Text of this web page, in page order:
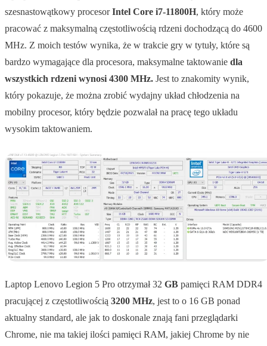
szesnastowątkowy procesorIntel Core i7-11800H, który może
pracować z maksymalną częstotliwością rdzeni dochodzącą do 4600
MHz. Z moich testów wynika, że w trakcie gry w tytuły, które są
bardzo wymagające dla procesora, maksymalne taktowanie dla
wszystkich rdzeni wynosi 4300 MHz. Jest to znakomity wynik,
który pokazuje, że można zrobić wydajny układ chłodzenia na
mobilny procesor, który będzie pozwalał na pracę tego układu
wysokim taktowaniem.
Laptop Lenovo Legion 5 Pro otrzymał 32 GB pamięci RAM DDR4
pracującej z częstotliwością 3200 MHz, jest to o 16 GB ponad
aktualny standard, ale jak to doskonale znają fani przeglądarki
Chrome, nie ma takiej ilości pamięci RAM, jakiej Chrome by nie